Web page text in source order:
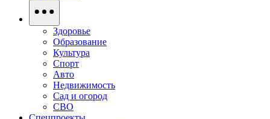
Здоровье
Образование
Культура
Спорт
Авто
Недвижимость
Сад и огород
СВО